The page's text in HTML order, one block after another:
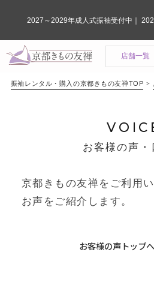
店舗一覧
振袖レンタル・購入の京都きもの友禅TOP
お客様の声・
京都きもの友禅をご利用
お声をご紹介します。
お客様の声トップ
2027～2029年成人式振袖受付中｜